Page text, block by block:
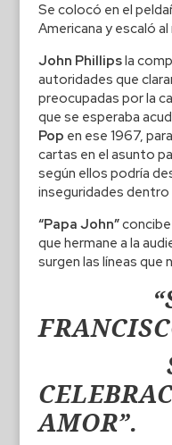
Se colocó en el
Americana y escaló al
John Phillipsla
autoridades que
preocupadas por la
que se esperaba
Pop en ese 1967,
cartas en el asunto
según ellos podría
inseguridades
“Papa John”concibe
que hermane a la
surgen las líneas que
AMOR”.